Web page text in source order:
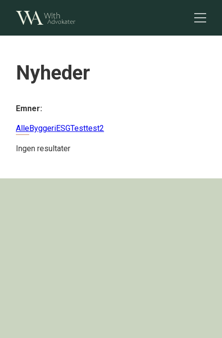
Nyheder
Emner:
AlleByggeriESGTesttest2
Ingen resultater